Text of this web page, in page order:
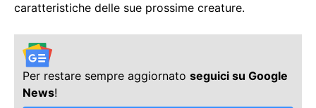
caratteristiche delle sue prossime creature.
Per restare sempre aggiornato seguici su Google
News!